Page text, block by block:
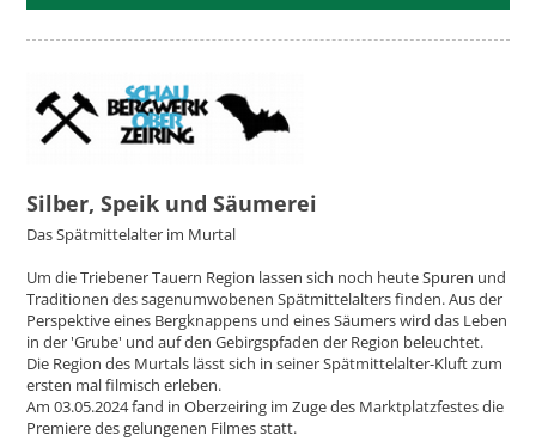
Silber, Speik und Säumerei
Das Spätmittelalter im Murtal
Um die Triebener Tauern Region lassen sich noch heute Spuren und
Traditionen des sagenumwobenen Spätmittelalters finden. Aus der
Perspektive eines Bergknappens und eines Säumers wird das Leben
in der 'Grube' und auf den Gebirgspfaden der Region beleuchtet.
Die Region des Murtals lässt sich in seiner Spätmittelalter-Kluft zum
ersten mal filmisch erleben.
Am 03.05.2024 fand in Oberzeiring im Zuge des Marktplatzfestes die
Premiere des gelungenen Filmes statt.